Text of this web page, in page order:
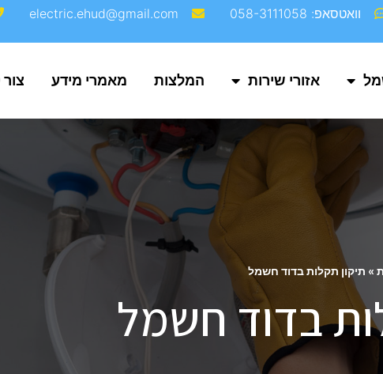
וואטסאפ: 058-3111058 electric.ehud@gmail.com‬
אזורי שירות המלצות מאמרי מידע
» תיקון תקלות בדוד חשמל
בדוד חשמל